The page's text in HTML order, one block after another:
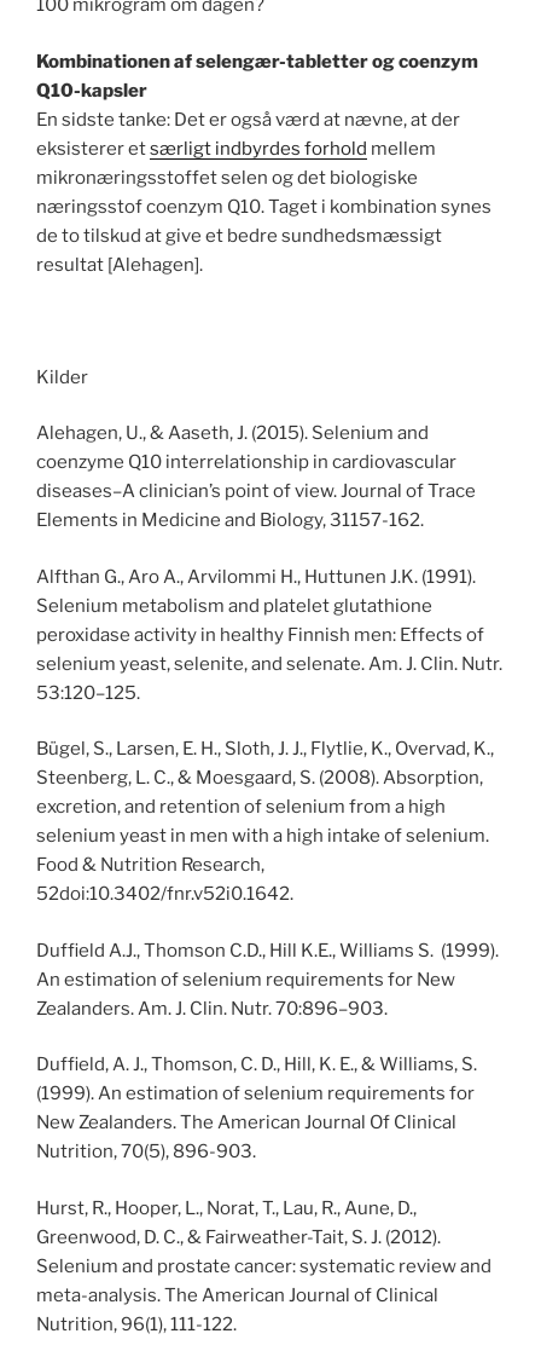
100 mikrogram om dagen?
Kombinationen af selengær-tabletter og coenzym
Q10-kapsler
En sidste tanke: Det er også værd at nævne, at der
eksisterer etsærligt indbyrdes forhold mellem
mikronæringsstoffet selen og det biologiske
næringsstof coenzym Q10. Taget i kombination synes
de to tilskud at give et bedre sundhedsmæssigt
resultat [Alehagen].
Kilder
Alehagen, U., & Aaseth, J. (2015). Selenium and
coenzyme Q10 interrelationship in cardiovascular
diseases–A clinician’s point of view. Journal of Trace
Elements in Medicine and Biology, 31157-162.
Alfthan G., Aro A., Arvilommi H., Huttunen J.K. (1991).
Selenium metabolism and platelet glutathione
peroxidase activity in healthy Finnish men: Effects of
selenium yeast, selenite, and selenate. Am. J. Clin. Nutr.
53:120–125.
Bügel, S., Larsen, E. H., Sloth, J. J., Flytlie, K., Overvad, K.,
Steenberg, L. C., & Moesgaard, S. (2008). Absorption,
excretion, and retention of selenium from a high
selenium yeast in men with a high intake of selenium.
Food & Nutrition Research,
52doi:10.3402/fnr.v52i0.1642.
Duffield A.J., Thomson C.D., Hill K.E., Williams S. (1999).
An estimation of selenium requirements for New
Zealanders. Am. J. Clin. Nutr. 70:896–903.
Duffield, A. J., Thomson, C. D., Hill, K. E., & Williams, S.
(1999). An estimation of selenium requirements for
New Zealanders. The American Journal Of Clinical
Nutrition, 70(5), 896-903.
Hurst, R., Hooper, L., Norat, T., Lau, R., Aune, D.,
Greenwood, D. C., & Fairweather-Tait, S. J. (2012).
Selenium and prostate cancer: systematic review and
meta-analysis. The American Journal of Clinical
Nutrition, 96(1), 111-122.